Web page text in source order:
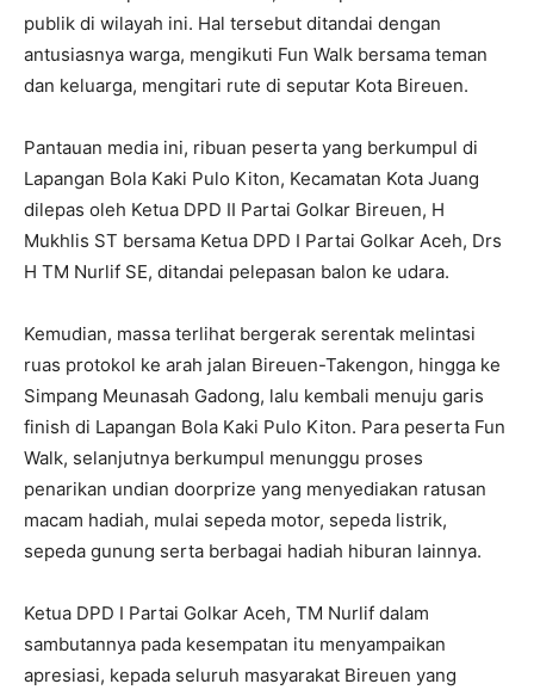
publik di wilayah ini. Hal tersebut ditandai dengan
antusiasnya warga, mengikuti Fun Walk bersama teman
dan keluarga, mengitari rute di seputar Kota Bireuen.
Pantauan media ini, ribuan peserta yang berkumpul di
Lapangan Bola Kaki Pulo Kiton, Kecamatan Kota Juang
dilepas oleh Ketua DPD II Partai Golkar Bireuen, H
Mukhlis ST bersama Ketua DPD I Partai Golkar Aceh, Drs
H TM Nurlif SE, ditandai pelepasan balon ke udara.
Kemudian, massa terlihat bergerak serentak melintasi
ruas protokol ke arah jalan Bireuen-Takengon, hingga ke
Simpang Meunasah Gadong, lalu kembali menuju garis
finish di Lapangan Bola Kaki Pulo Kiton. Para peserta Fun
Walk, selanjutnya berkumpul menunggu proses
penarikan undian doorprize yang menyediakan ratusan
macam hadiah, mulai sepeda motor, sepeda listrik,
sepeda gunung serta berbagai hadiah hiburan lainnya.
Ketua DPD I Partai Golkar Aceh, TM Nurlif dalam
sambutannya pada kesempatan itu menyampaikan
apresiasi, kepada seluruh masyarakat Bireuen yang